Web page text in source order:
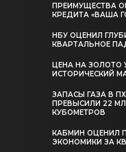
ПРЕИМУЩЕСТВА
КРЕДИТА «ВАША
НБУ ОЦЕНИЛ
КВАРТАЛЬНОЕ
ЦЕНА НА ЗОЛОТО
ИСТОРИЧЕСКИЙ
ЗАПАСЫ ГАЗА В
ПРЕВЫСИЛИ 22
КУБОМЕТРОВ
КАБМИН ОЦЕНИЛ
ЭКОНОМИКИ ЗА